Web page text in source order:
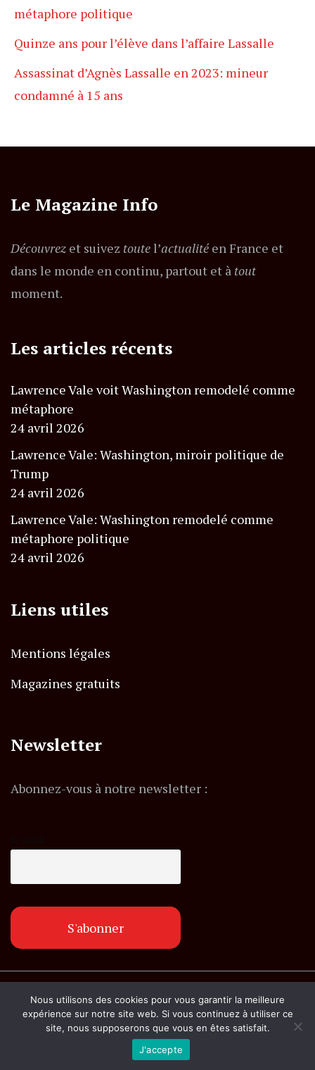
métaphore politique
Quinze ans pour l’élève dans l’affaire Lassalle
Assassinat d’Agnès Lassalle en 2023: mineur
condamné à 15 ans
Le Magazine Info
Découvrez et suivez toutel’actualitéen France et
dans le monde en continu, partout et à tout
moment.
Les articles récents
Lawrence Vale voit Washington remodelé comme
métaphore
24 avril 2026
Lawrence Vale: Washington, miroir politique de
Trump
24 avril 2026
Lawrence Vale: Washington remodelé comme
métaphore politique
24 avril 2026
Liens utiles
Mentions légales
Magazines gratuits
Newsletter
Abonnez-vous à notre newsletter :
© Copyright lemagazineinfo.fr. Tous droits
réservés.
Nous utilisons des cookies pour vous garantir la meilleure
expérience sur notre site web. Si vous continuez à utiliser ce
site, nous supposerons que vous en êtes satisfait.
J'accepte